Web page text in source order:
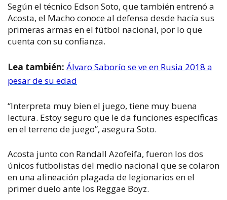
Según el técnico Edson Soto, que también entrenó a
Acosta, el Macho conoce al defensa desde hacía sus
primeras armas en el fútbol nacional, por lo que
cuenta con su confianza.
Lea también: Álvaro Saborío se ve en Rusia 2018 a
pesar de su edad
“Interpreta muy bien el juego, tiene muy buena
lectura. Estoy seguro que le da funciones específicas
en el terreno de juego”, asegura Soto.
Acosta junto con Randall Azofeifa, fueron los dos
únicos futbolistas del medio nacional que se colaron
en una alineación plagada de legionarios en el
primer duelo ante los Reggae Boyz.